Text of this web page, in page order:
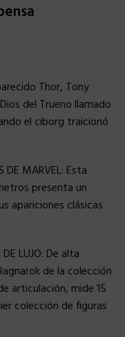
Thor, Tony
del Trueno llamado
el ciborg traicionó
DE MARVEL: Esta
presenta un
apariciones clásicas
LUJO: De alta
de la colección
articulación, mide 15
colección de figuras